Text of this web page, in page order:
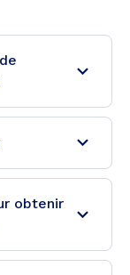
obtenir